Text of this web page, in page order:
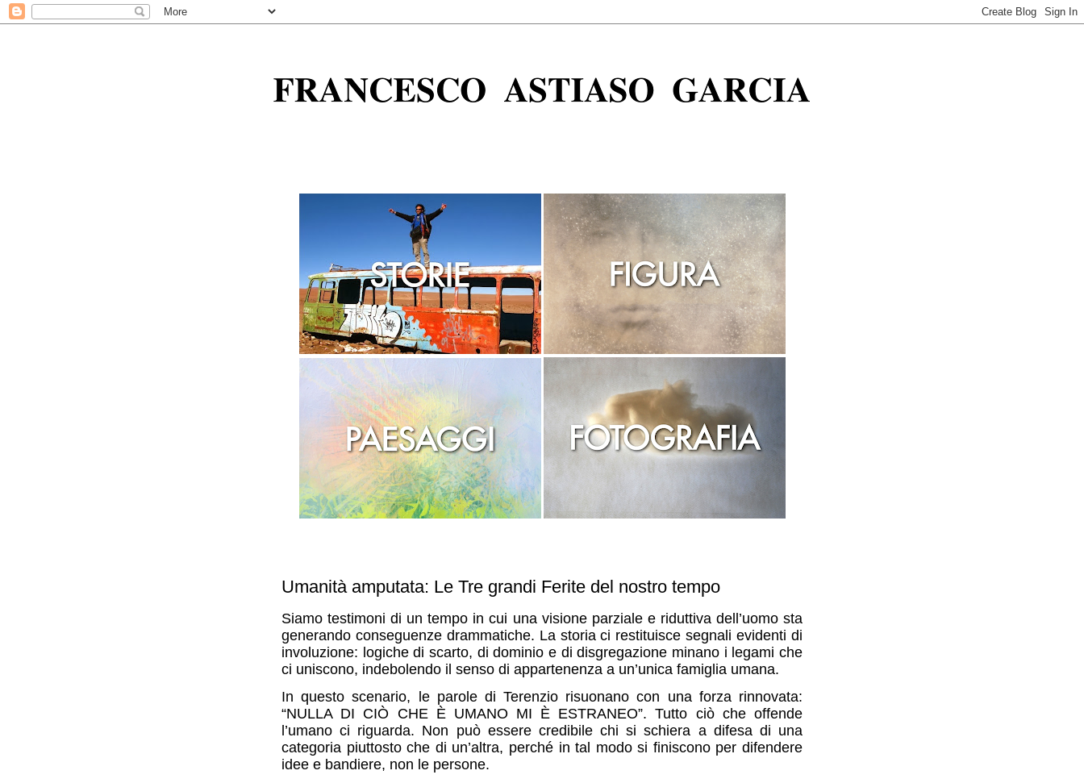
Umanità amputata: Le Tre grandi Ferite del nostro tempo
Siamo testimoni di un tempo in cui una visione parziale e riduttiva dell’uomo sta
generando conseguenze drammatiche. La storia ci restituisce segnali evidenti di
involuzione: logiche di scarto, di dominio e di disgregazione minano i legami che
ci uniscono, indebolendo il senso di appartenenza a un’unica famiglia umana.
In questo scenario, le parole di Terenzio risuonano con una forza rinnovata:
“NULLA DI CIÒ CHE È UMANO MI È ESTRANEO”. Tutto ciò che offende
l’umano ci riguarda. Non può essere credibile chi si schiera a difesa di una
categoria piuttosto che di un’altra, perché in tal modo si finiscono per difendere
idee e bandiere, non le persone.